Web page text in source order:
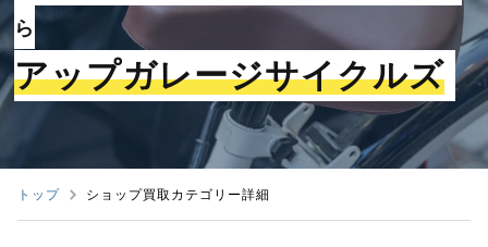
ら
アップガレージサイクルズ
トップ ショップ買取カテゴリー詳細